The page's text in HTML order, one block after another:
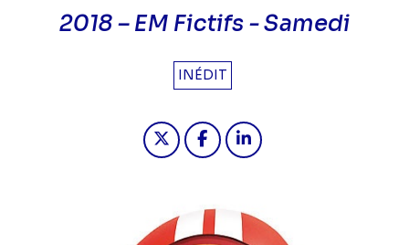
2018 – EM Fictifs -Samedi
INÉDIT
Partager "2026-05-02 05:50 -
Partager "2026-05-02